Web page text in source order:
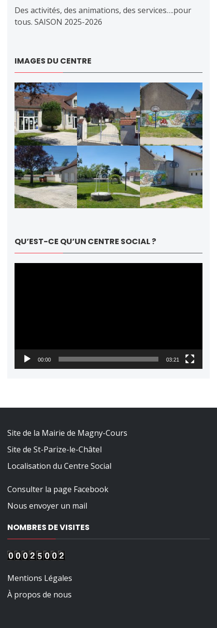
Des activités, des animations, des services….pour
tous. SAISON 2025-2026
IMAGES DU CENTRE
QU’EST-CE QU’UN CENTRE SOCIAL ?
00:00 03:21
Site de la Mairie de Magny-Cours
Site de St-Parize-le-Châtel
Localisation du Centre Social
Consulter la page Facebook
Nous envoyer un mail
NOMBRES DE VISITES
Mentions Légales
À propos de nous